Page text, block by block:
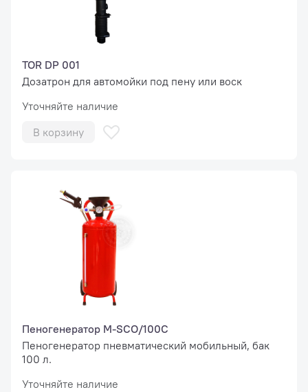
TOR DP 001
Дозатрон для автомойки под пену или воск
Уточняйте наличие
В корзину
Пеногенератор М-SCO/100C
Пеногенератор пневматический мобильный, бак
100 л.
Уточняйте наличие